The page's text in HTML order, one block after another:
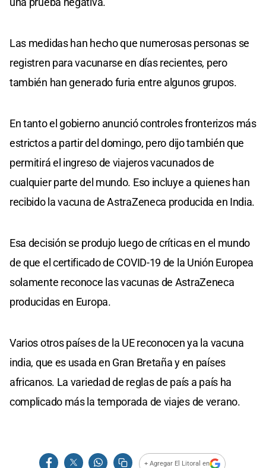
Las medidas han hecho que numerosas personas se
registren para vacunarse en días recientes, pero
también han generado furia entre algunos grupos.
En tanto el gobierno anunció controles fronterizos más
estrictos a partir del domingo, pero dijo también que
permitirá el ingreso de viajeros vacunados de
cualquier parte del mundo. Eso incluye a quienes han
recibido la vacuna de AstraZeneca producida en India.
Esa decisión se produjo luego de críticas en el mundo
de que el certificado de COVID-19 de la Unión Europea
solamente reconoce las vacunas de AstraZeneca
producidas en Europa.
Varios otros países de la UE reconocen ya la vacuna
india, que es usada en Gran Bretaña y en países
africanos. La variedad de reglas de país a país ha
complicado más la temporada de viajes de verano.
+ Agregar El Litoral en